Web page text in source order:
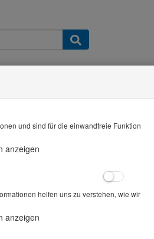
Alle Artikel zeigen aus:
und sind für die einwandfreie Funktion
anzeigen
helfen uns zu verstehen, wie wir
anzeigen